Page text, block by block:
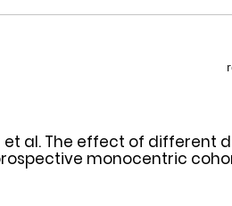
et al. The effect of different
monocentric